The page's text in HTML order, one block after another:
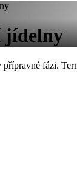
jídelny
fázi.